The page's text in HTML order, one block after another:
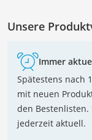
Unsere
Immer
Spätestens nach
mit neuen
den
jederzeit aktuell.